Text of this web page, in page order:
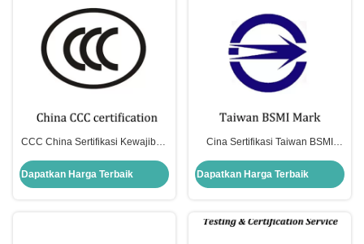
CCC China Sertifikasi Kewajiban
tahan ledakan termasuk dalam
Dapatkan Harga Terbaik
Cina Sertifikasi Taiwan BSMI
ulang dan power bank
Dapatkan Harga Terbaik